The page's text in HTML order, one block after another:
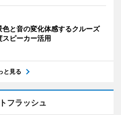
色と音の変化体感するクルーズ
ピーカー活用
と見る
フラッシュ